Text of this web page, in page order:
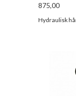
875,00
Hydraulisk